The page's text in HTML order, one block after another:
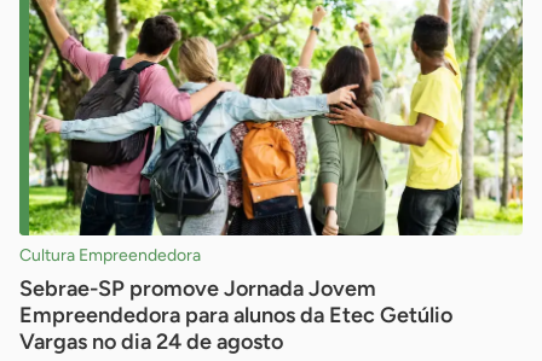
Cultura Empreendedora
Sebrae-SP promove Jornada Jovem
Empreendedora para alunos da Etec Getúlio
Vargas no dia 24 de agosto